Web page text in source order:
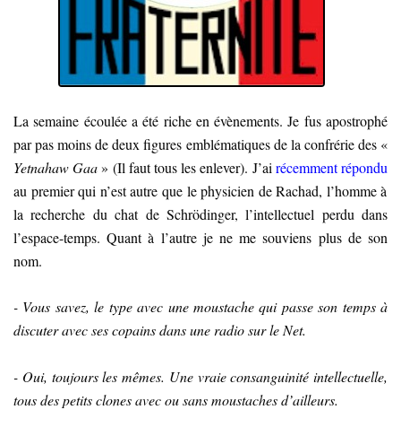
La semaine écoulée a été riche en évènements. Je fus apostrophé
par pas moins de deux figures emblématiques de la confrérie des «
Yetnahaw Gaa» (Il faut tous les enlever). J’ai récemment répondu
au premier qui n’est autre que le physicien de Rachad, l’homme à
la recherche du chat de Schrödinger, l’intellectuel perdu dans
l’espace-temps. Quant à l’autre je ne me souviens plus de son
nom.
- Vous savez, le type avec une moustache qui passe son temps à
discuter avec ses copains dans une radio sur le Net.
- Oui, toujours les mêmes. Une vraie consanguinité intellectuelle,
tous des petits clones avec ou sans moustaches d’ailleurs.